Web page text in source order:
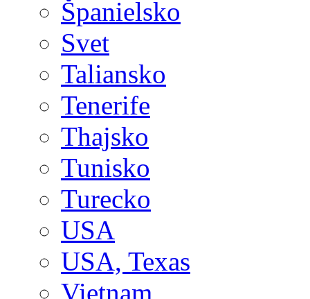
Španielsko
Svet
Taliansko
Tenerife
Thajsko
Tunisko
Turecko
USA
USA, Texas
Vietnam